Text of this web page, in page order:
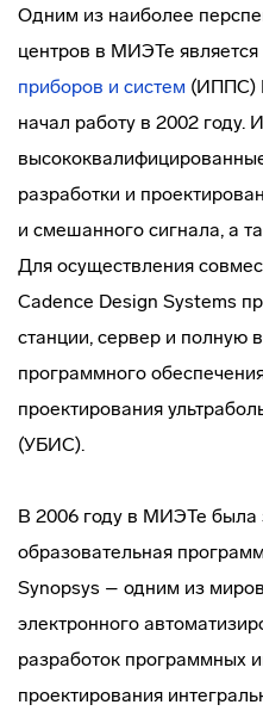
Одним из наиболее
центров в МИЭТе является
приборов и систем (ИППС)
начал работу в 2002 году.
разработки и
и смешанного сигнала, а
Для осуществления
Cadence Design Systems
станции, сервер и полную
программного
проектирования
(УБИС).
В 2006 году в МИЭТе была
образовательная
Synopsys – одним из
электронного
разработок программных
проектирования